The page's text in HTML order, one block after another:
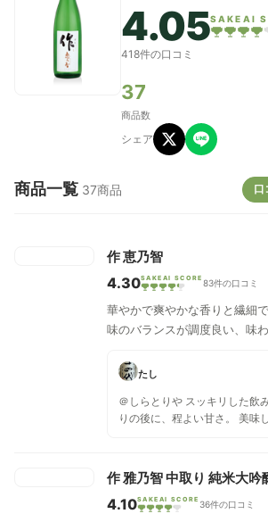
4.05SAKEAI
418件の口コミ
37
商品数
シェア
商品一覧 37商品 口
作 恵乃智
4.30SAKEAI SCORE 83件の口コミ
華やかで爽やかな香りと繊細
味のバランスが調度良い、味
な味わいで飲みやすい日本酒
い後味で、繊細な余韻が広が
な喉越しを感じ、ぬる燗では
たし
＠しらとりや スッキリした飲
りの後に、程よい甘さ。 美味
作 雅乃智 中取り 純米大吟
4.10SAKEAI SCORE 36件の口コミ